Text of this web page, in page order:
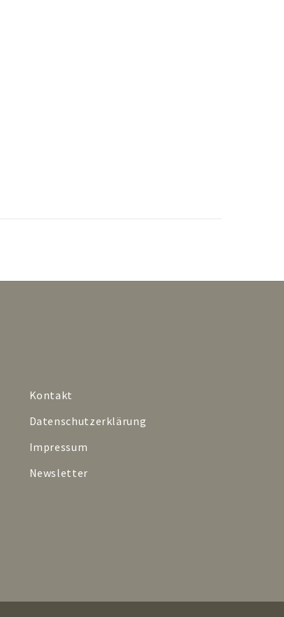
Kontakt
Datenschutzerklärung
Impressum
Newsletter